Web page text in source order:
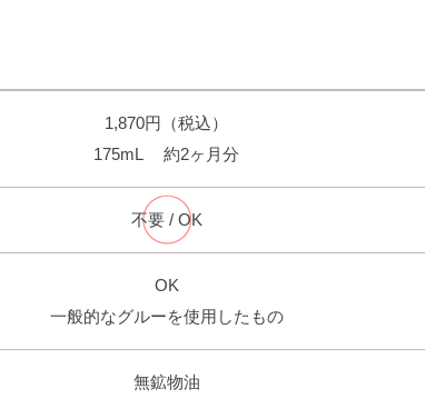
1,870円（税込）
175mL 約2ヶ月分
不要 / OK
OK
一般的なグルーを使用したもの
無鉱物油